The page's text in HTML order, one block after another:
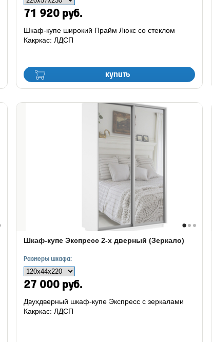
71 920 руб.
купить
Шкаф-купе широкий Прайм Люкс со стеклом
Какркас: ЛДСП
Шкаф-купе Экспресс 2-х дверный (Зеркало)
Размеры шкафа:
27 000 руб.
Двухдверный шкаф-купе Экспресс с зеркалами
Какркас: ЛДСП